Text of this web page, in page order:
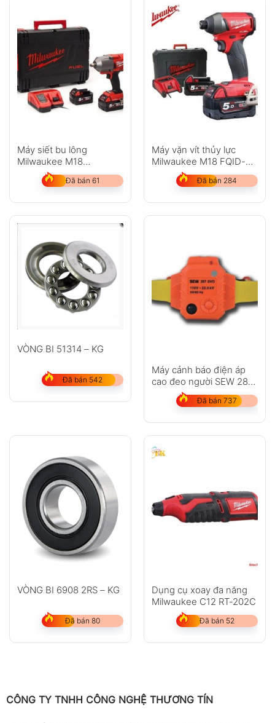
Máy siết bu lông
Milwaukee M18
ONEFHIWF12-502X
Đã bán 61
Máy vặn vít thủy lực
Milwaukee M18 FQID-
Đã bán 284
VÒNG BI 51314 – KG
Đã bán 542
Máy cảnh báo điện áp
cao đeo người SEW 287
Đã bán 737
VÒNG BI 6908 2RS – KG
Đã bán 80
Dụng cụ xoay đa năng
Milwaukee C12 RT-202C
Đã bán 52
CÔNG TY TNHH CÔNG NGHỆ THƯƠNG TÍN